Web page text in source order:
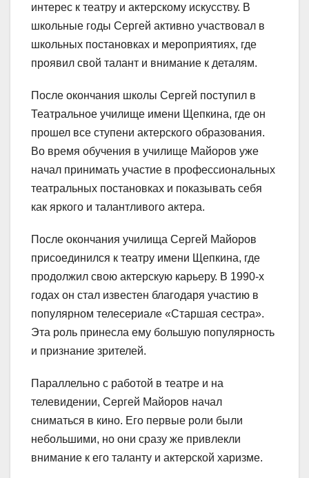
интерес к театру и актерскому искусству. В
школьные годы Сергей активно участвовал в
школьных постановках и мероприятиях, где
проявил свой талант и внимание к деталям.
После окончания школы Сергей поступил в
Театральное училище имени Щепкина, где он
прошел все ступени актерского образования.
Во время обучения в училище Майоров уже
начал принимать участие в профессиональных
театральных постановках и показывать себя
как яркого и талантливого актера.
После окончания училища Сергей Майоров
присоединился к театру имени Щепкина, где
продолжил свою актерскую карьеру. В 1990-х
годах он стал известен благодаря участию в
популярном телесериале «Старшая сестра».
Эта роль принесла ему большую популярность
и признание зрителей.
Параллельно с работой в театре и на
телевидении, Сергей Майоров начал
сниматься в кино. Его первые роли были
небольшими, но они сразу же привлекли
внимание к его таланту и актерской харизме.